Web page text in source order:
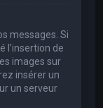
messages. Si
l’insertion de
images sur
insérer un
un serveur